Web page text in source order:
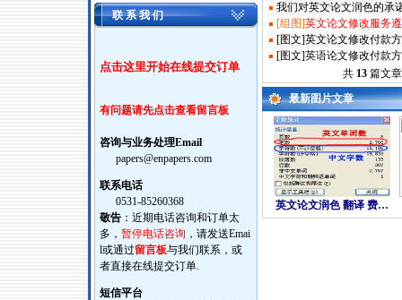
联 系 我 们
点击这里开始在线提交订单
有问题请先点击查看留言板
咨询与业务处理Email
papers@enpapers.com
联系电话
0531-85260368
敬告 ：近期电话咨询和订单太
多， 暂停电话咨询 ，请发送Emai
l或通过留言板与我们联系，或
者直接在线提交订单.
短信平台
我们对英文论文润色的承
[组图]英文论文修改服务
[图文]英文论文修改付款
[图文]英语论文修改付款
共 13篇文
最新图片文章
英文论文润色 翻译 费…